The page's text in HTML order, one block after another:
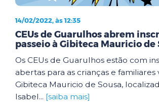
14/02/2022, às 12:35
CEUs de Guarulhos abrem
passeio à Gibiteca Mauricio de
Os CEUs de Guarulhos estão com
abertas para as crianças e familiares
Gibiteca Mauricio de Sousa,
Isabel... [saiba mais]